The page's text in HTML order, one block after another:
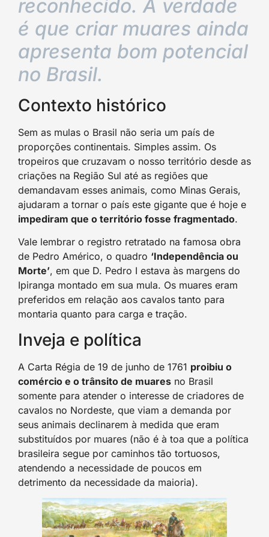
reconhecido. A verdade
é que criar muares ainda
apresenta bom potencial
no Brasil.
Contexto histórico
Sem as mulas o Brasil não seria um país de
proporções continentais. Simples assim. Os
tropeiros que cruzavam o nosso território desde as
criações na Região Sul até as regiões que
demandavam esses animais, como Minas Gerais,
ajudaram a tornar o país este gigante que é hoje e
impediram que o território fosse fragmentado.
Vale lembrar o registro retratado na famosa obra
de Pedro Américo, o quadro ‘Independência ou
Morte’, em que D. Pedro I estava às margens do
Ipiranga montado em sua mula. Os muares eram
preferidos em relação aos cavalos tanto para
montaria quanto para carga e tração.
Inveja e política
A Carta Régia de 19 de junho de 1761 proibiu o
comércio e o trânsito de muares no Brasil
somente para atender o interesse de criadores de
cavalos no Nordeste, que viam a demanda por
seus animais declinarem à medida que eram
substituídos por muares (não é à toa que a política
brasileira segue por caminhos tão tortuosos,
atendendo a necessidade de poucos em
detrimento da necessidade da maioria).